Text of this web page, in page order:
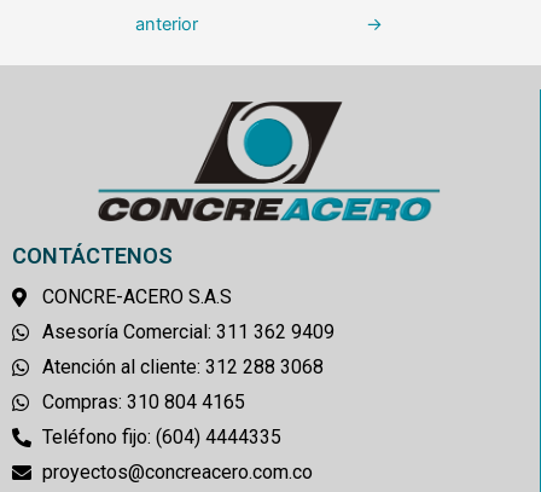
anterior
→
CONTÁCTENOS
CONCRE-ACERO S.A.S
Asesoría Comercial: 311 362 9409
Atención al cliente: 312 288 3068
Compras: 310 804 4165
Teléfono fijo: (604) 4444335
proyectos@concreacero.com.co